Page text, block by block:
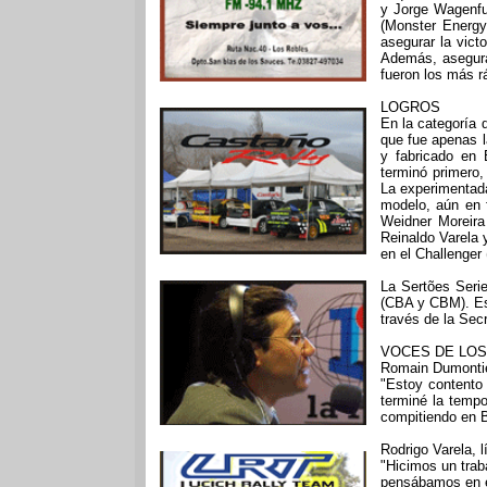
y Jorge
(Monster
asegurar la
Además,
fueron los más
LOGROS
En la categoría
que fue apenas
y fabricado en
terminó
La
modelo, aún
Weidner
Reinaldo
en el Challenger
La Sertões
(CBA y CBM).
través de la
VOCES DE
Romain
"Estoy
terminé la
compitiendo en
Rodrigo Varela,
"Hicimos un
pensábamos en